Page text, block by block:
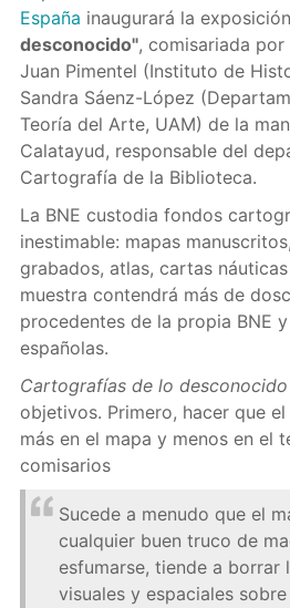
España inaugurará la exposición
desconocido", comisariada
Juan Pimentel (Instituto de
Sandra Sáenz-López
Teoría del Arte, UAM) de la
Calatayud, responsable del
Cartografía de la Biblioteca.
La BNE custodia fondos
inestimable: mapas
grabados, atlas, cartas
muestra contendrá más de
procedentes de la propia BNE
españolas.
Cartografías de lo desconocido
objetivos. Primero, hacer que
más en el mapa y menos en el
comisarios
Sucede a menudo que el
cualquier buen truco de
esfumarse, tiende a borrar
visuales y espaciales